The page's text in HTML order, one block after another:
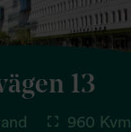
13
960 Kvm